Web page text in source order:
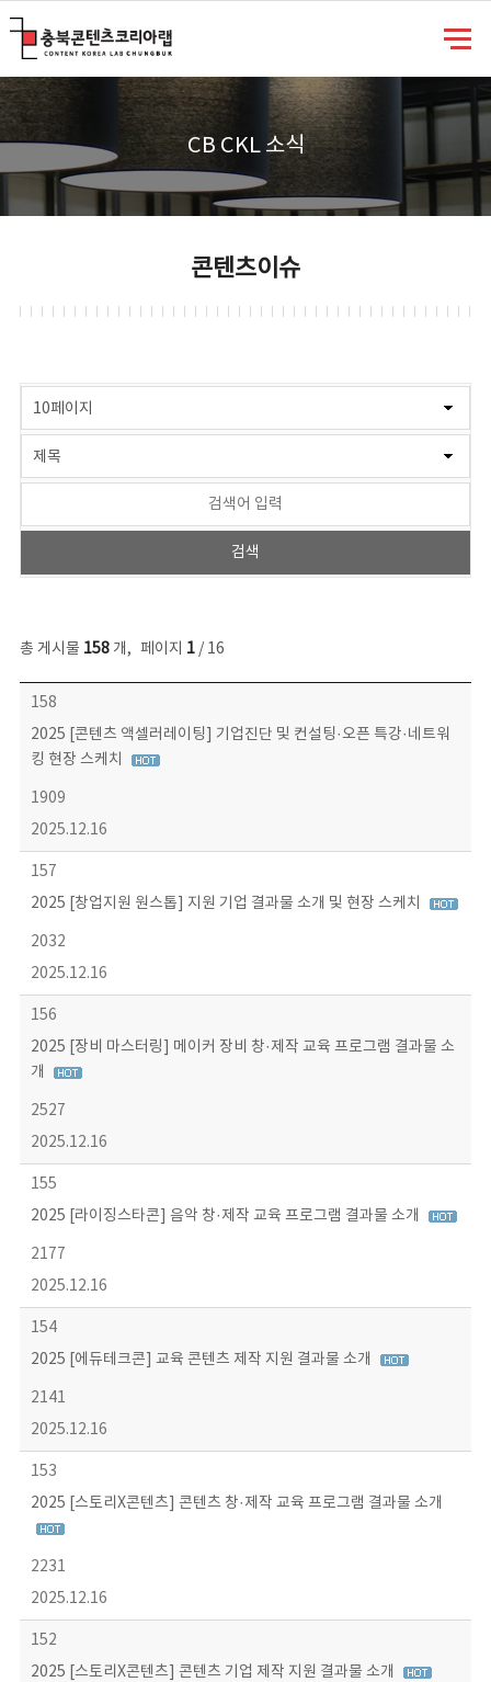
CB CKL 소식
콘텐츠이슈
총 게시물 158개, 페이지 1/ 16
콘텐츠이슈 목록 - 번호, 제목, 작성자, 파일, 조회수, 작성일 정보 제공
158
2025 [콘텐츠 액셀러레이팅] 기업진단 및 컨설팅·오픈 특강·네트워
킹 현장 스케치
1909
2025.12.16
157
2025 [창업지원 원스톱] 지원 기업 결과물 소개 및 현장 스케치
2032
2025.12.16
156
2025 [장비 마스터링] 메이커 장비 창·제작 교육 프로그램 결과물 소
개
2527
2025.12.16
155
2025 [라이징스타콘] 음악 창·제작 교육 프로그램 결과물 소개
2177
2025.12.16
154
2025 [에듀테크콘] 교육 콘텐츠 제작 지원 결과물 소개
2141
2025.12.16
153
2025 [스토리X콘텐츠] 콘텐츠 창·제작 교육 프로그램 결과물 소개
2231
2025.12.16
152
2025 [스토리X콘텐츠] 콘텐츠 기업 제작 지원 결과물 소개